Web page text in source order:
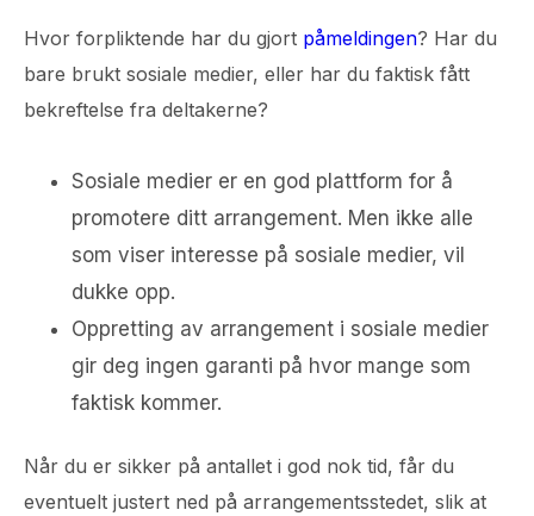
Hvor forpliktende har du gjort påmeldingen? Har du
bare brukt sosiale medier, eller har du faktisk fått
bekreftelse fra deltakerne?
Sosiale medier er en god plattform for å
promotere ditt arrangement. Men ikke alle
som viser interesse på sosiale medier, vil
dukke opp.
Oppretting av arrangement i sosiale medier
gir deg ingen garanti på hvor mange som
faktisk kommer.
Når du er sikker på antallet i god nok tid, får du
eventuelt justert ned på arrangementsstedet, slik at